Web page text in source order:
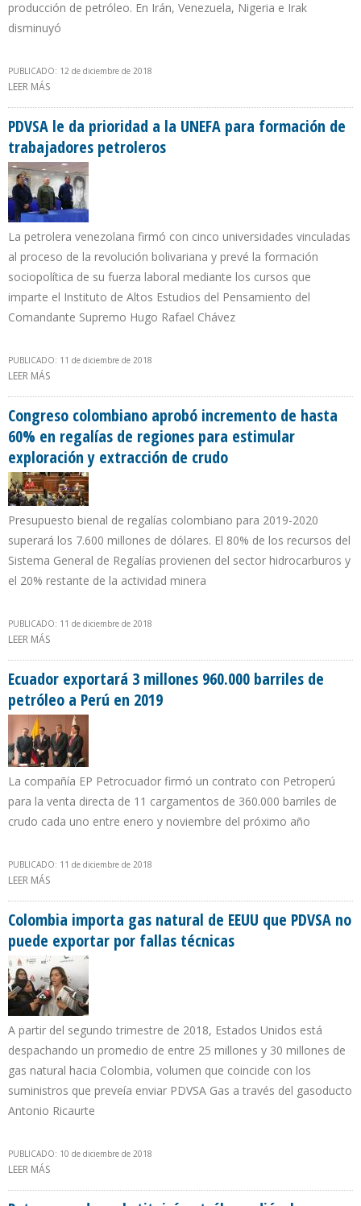
producción de petróleo. En Irán, Venezuela, Nigeria e Irak
disminuyó
PUBLICADO: 12 de diciembre de 2018
LEER MÁS
PDVSA le da prioridad a la UNEFA para formación de
trabajadores petroleros
La petrolera venezolana firmó con cinco universidades vinculadas
al proceso de la revolución bolivariana y prevé la formación
sociopolítica de su fuerza laboral mediante los cursos que
imparte el Instituto de Altos Estudios del Pensamiento del
Comandante Supremo Hugo Rafael Chávez
PUBLICADO: 11 de diciembre de 2018
LEER MÁS
Congreso colombiano aprobó incremento de hasta
60% en regalías de regiones para estimular
exploración y extracción de crudo
Presupuesto bienal de regalías colombiano para 2019-2020
superará los 7.600 millones de dólares. El 80% de los recursos del
Sistema General de Regalías provienen del sector hidrocarburos y
el 20% restante de la actividad minera
PUBLICADO: 11 de diciembre de 2018
LEER MÁS
EXPLORACIÓN Y EXTRACCIÓN DE CRUDO
Ecuador exportará 3 millones 960.000 barriles de
petróleo a Perú en 2019
La compañía EP Petrocuador firmó un contrato con Petroperú
para la venta directa de 11 cargamentos de 360.000 barriles de
crudo cada uno entre enero y noviembre del próximo año
PUBLICADO: 11 de diciembre de 2018
LEER MÁS
Colombia importa gas natural de EEUU que PDVSA no
puede exportar por fallas técnicas
A partir del segundo trimestre de 2018, Estados Unidos está
despachando un promedio de entre 25 millones y 30 millones de
gas natural hacia Colombia, volumen que coincide con los
suministros que preveía enviar PDVSA Gas a través del gasoducto
Antonio Ricaurte
PUBLICADO: 10 de diciembre de 2018
LEER MÁS